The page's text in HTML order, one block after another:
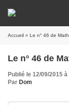
Accueil » Le n° 46 de
Le n° 46 de
Publié le 12/09/2015
Par Dom